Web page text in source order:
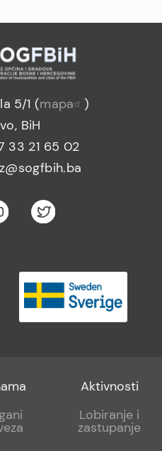
5/1 (mapa
)
BiH
33 21 65 02
Footer
sub
Aktivnosti
Lobiranje i
zastupanje